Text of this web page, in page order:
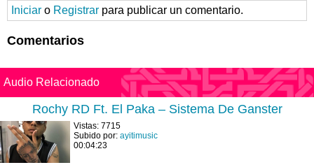
Iniciar o Registrar para publicar un comentario.
Comentarios
Audio Relacionado
Rochy RD Ft. El Paka – Sistema De Ganster
Vistas: 7715
Subido por: ayitimusic
00:04:23